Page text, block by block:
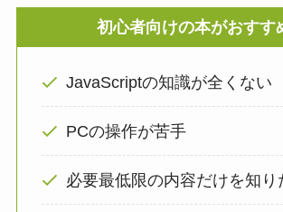
初心者向けの本がおすす
JavaScriptの知識が全くない
PCの操作が苦手
必要最低限の内容だけを知り